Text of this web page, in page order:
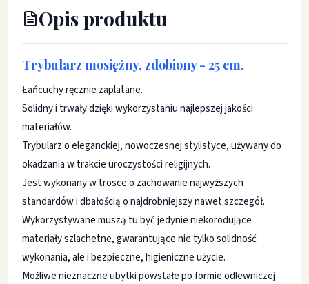
Opis produktu
Trybularz mosiężny, zdobiony - 25 cm.
Łańcuchy ręcznie zaplatane.
Solidny i trwały dzięki wykorzystaniu najlepszej jakości
materiałów.
Trybularz o eleganckiej, nowoczesnej stylistyce, używany do
okadzania w trakcie uroczystości religijnych.
Jest wykonany w trosce o zachowanie najwyższych
standardów i dbałością o najdrobniejszy nawet szczegół.
Wykorzystywane muszą tu być jedynie niekorodujące
materiały szlachetne, gwarantujące nie tylko solidność
wykonania, ale i bezpieczne, higieniczne użycie.
Możliwe nieznaczne ubytki powstałe po formie odlewniczej